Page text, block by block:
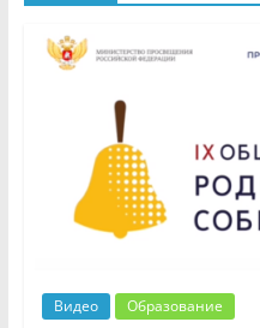
Видео Образование